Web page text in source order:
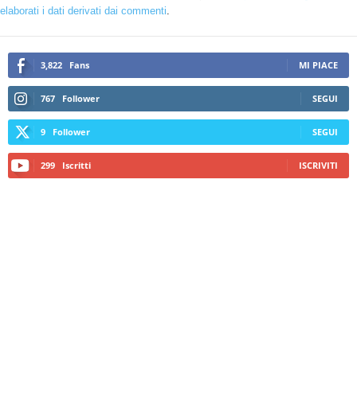
elaborati i dati derivati dai commenti
3,822 Fans MI PIACE
767 Follower SEGUI
9 Follower SEGUI
299 Iscritti ISCRIVITI